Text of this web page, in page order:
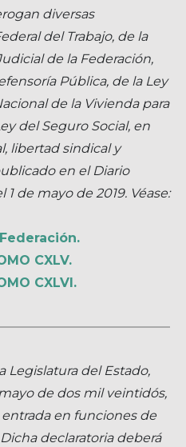
diversas
del Trabajo, de la
de la Federación,
Pública, de la Ley
de la Vivienda para
del Seguro Social, en
libertad sindical y
en el Diario
de mayo de 2019. Véase:
CXLV.
CXLVI.
Legislatura del Estado,
de dos mil veintidós,
en funciones de
declaratoria deberá